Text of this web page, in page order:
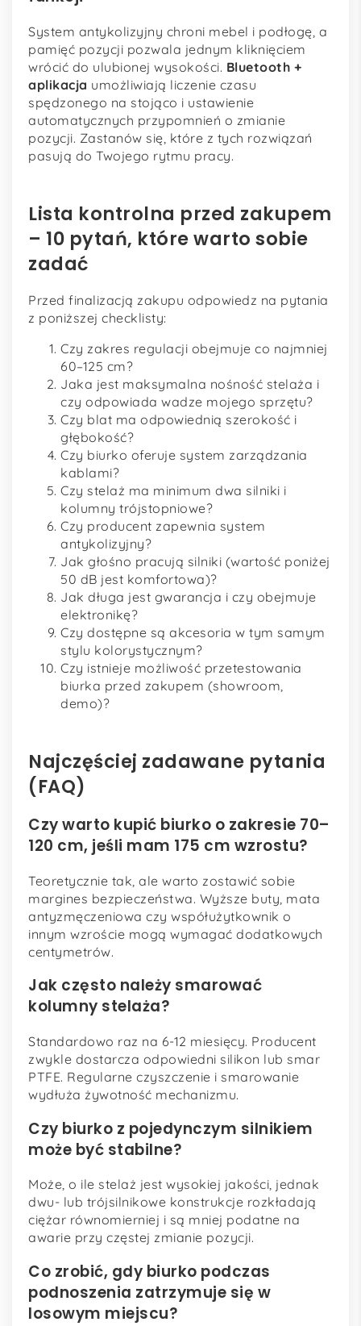
System antykolizyjny chroni mebel i podłogę, a
pamięć pozycji pozwala jednym kliknięciem
wrócić do ulubionej wysokości. Bluetooth +
aplikacja umożliwiają liczenie czasu
spędzonego na stojąco i ustawienie
automatycznych przypomnień o zmianie
pozycji. Zastanów się, które z tych rozwiązań
pasują do Twojego rytmu pracy.
Lista kontrolna przed zakupem
– 10 pytań, które warto sobie
zadać
Przed finalizacją zakupu odpowiedz na pytania
z poniższej checklisty:
Czy zakres regulacji obejmuje co najmniej
60–125 cm?
Jaka jest maksymalna nośność stelaża i
czy odpowiada wadze mojego sprzętu?
Czy blat ma odpowiednią szerokość i
głębokość?
Czy biurko oferuje system zarządzania
kablami?
Czy stelaż ma minimum dwa silniki i
kolumny trójstopniowe?
Czy producent zapewnia system
antykolizyjny?
Jak głośno pracują silniki (wartość poniżej
50 dB jest komfortowa)?
Jak długa jest gwarancja i czy obejmuje
elektronikę?
Czy dostępne są akcesoria w tym samym
stylu kolorystycznym?
Czy istnieje możliwość przetestowania
biurka przed zakupem (showroom,
demo)?
Najczęściej zadawane pytania
(FAQ)
Czy warto kupić biurko o zakresie 70–
120 cm, jeśli mam 175 cm wzrostu?
Teoretycznie tak, ale warto zostawić sobie
margines bezpieczeństwa. Wyższe buty, mata
antyzmęczeniowa czy współużytkownik o
innym wzroście mogą wymagać dodatkowych
centymetrów.
Jak często należy smarować
kolumny stelaża?
Standardowo raz na 6-12 miesięcy. Producent
zwykle dostarcza odpowiedni silikon lub smar
PTFE. Regularne czyszczenie i smarowanie
wydłuża żywotność mechanizmu.
Czy biurko z pojedynczym silnikiem
może być stabilne?
Może, o ile stelaż jest wysokiej jakości, jednak
dwu- lub trójsilnikowe konstrukcje rozkładają
ciężar równomierniej i są mniej podatne na
awarie przy częstej zmianie pozycji.
Co zrobić, gdy biurko podczas
podnoszenia zatrzymuje się w
losowym miejscu?